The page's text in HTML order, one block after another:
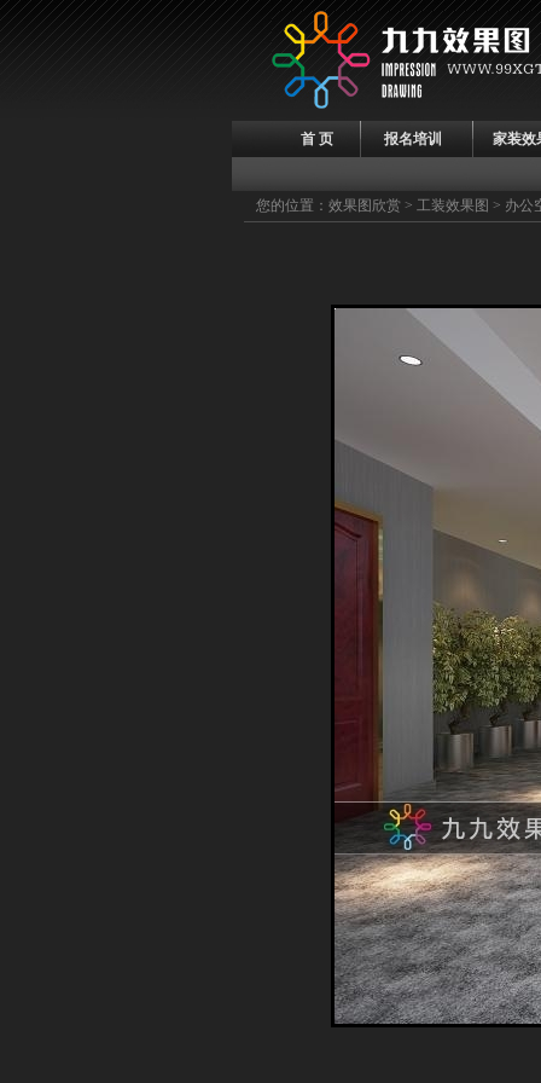
首 页 报名培训 家装效
您的位置： 效果图欣赏 > 工装效果图 > 办公